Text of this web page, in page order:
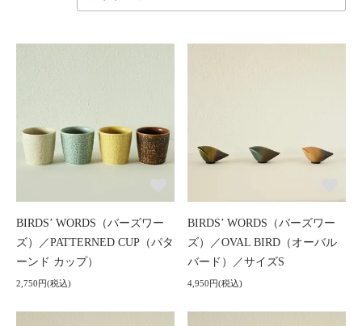
BIRDS’ WORDS（バーズワー
ズ）／PATTERNED CUP（パタ
ーンド カップ）
2,750円(税込)
BIRDS’ WORDS（バーズワー
ズ）／OVAL BIRD（オーバル
バード）／サイズS
4,950円(税込)